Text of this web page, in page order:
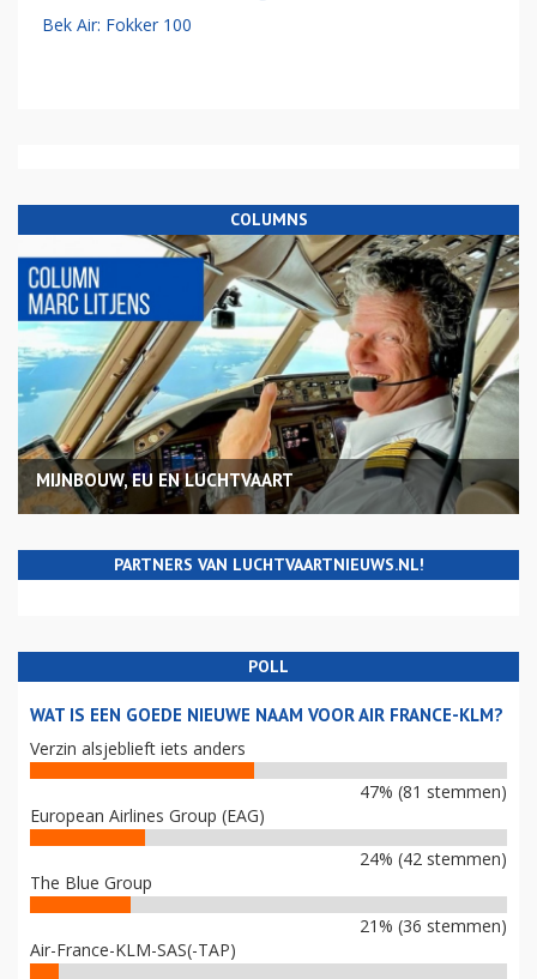
Bek Air: Fokker 100
COLUMNS
MIJNBOUW, EU EN LUCHTVAART
PARTNERS VAN LUCHTVAARTNIEUWS.NL!
POLL
WAT IS EEN GOEDE NIEUWE NAAM VOOR AIR FRANCE-KLM?
Verzin alsjeblieft iets anders
47% (81 stemmen)
European Airlines Group (EAG)
24% (42 stemmen)
The Blue Group
21% (36 stemmen)
Air-France-KLM-SAS(-TAP)